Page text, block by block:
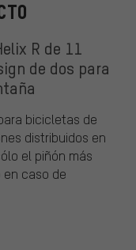
R de 11
de dos para
bicicletas de
distribuidos en
el piñón más
caso de